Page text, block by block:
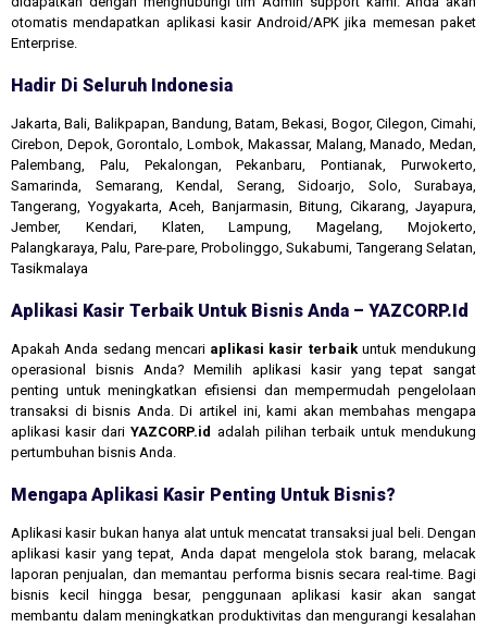
otomatis mendapatkan aplikasi kasir Android/APK jika memesan paket
Enterprise.
Hadir Di Seluruh Indonesia
Jakarta, Bali, Balikpapan, Bandung, Batam, Bekasi, Bogor, Cilegon, Cimahi,
Cirebon, Depok, Gorontalo, Lombok, Makassar, Malang, Manado, Medan,
Palembang, Palu, Pekalongan, Pekanbaru, Pontianak, Purwokerto,
Samarinda, Semarang, Kendal, Serang, Sidoarjo, Solo, Surabaya,
Tangerang, Yogyakarta, Aceh, Banjarmasin, Bitung, Cikarang, Jayapura,
Jember, Kendari, Klaten, Lampung, Magelang, Mojokerto,
Palangkaraya, Palu, Pare-pare, Probolinggo, Sukabumi, Tangerang Selatan,
Tasikmalaya
Aplikasi Kasir Terbaik Untuk Bisnis Anda – YAZCORP.id
Apakah Anda sedang mencari aplikasi kasir terbaikuntuk mendukung
operasional bisnis Anda? Memilih aplikasi kasir yang tepat sangat
penting untuk meningkatkan efisiensi dan mempermudah pengelolaan
transaksi di bisnis Anda. Di artikel ini, kami akan membahas mengapa
aplikasi kasir dariYAZCORP.id adalah pilihan terbaik untuk mendukung
pertumbuhan bisnis Anda.
Mengapa Aplikasi Kasir Penting Untuk Bisnis?
Aplikasi kasir bukan hanya alat untuk mencatat transaksi jual beli. Dengan
aplikasi kasir yang tepat, Anda dapat mengelola stok barang, melacak
laporan penjualan, dan memantau performa bisnis secara real-time. Bagi
bisnis kecil hingga besar, penggunaan aplikasi kasir akan sangat
membantu dalam meningkatkan produktivitas dan mengurangi kesalahan